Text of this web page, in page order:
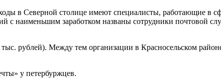
в Северной столице имеют специалисты, работающие в
с наименьшим заработком названы сотрудники почтовой
рублей). Между тем организации в Красносельском
у петербуржцев.